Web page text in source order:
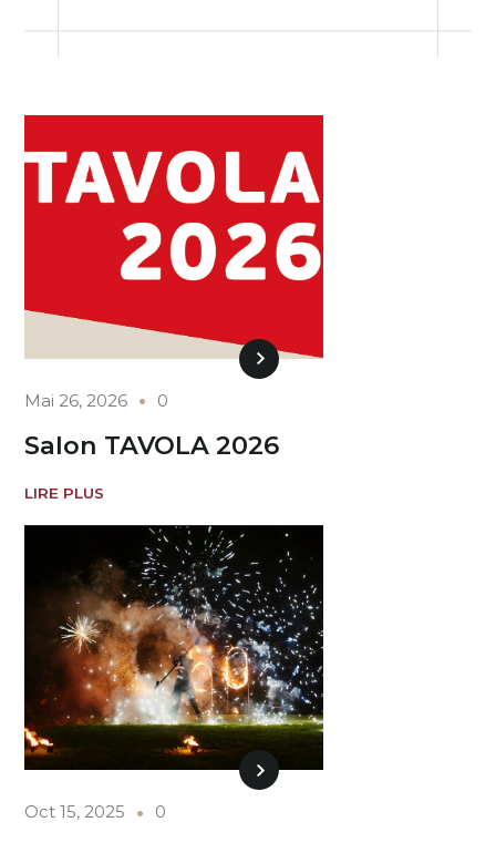
Mai 26, 2026 0
Salon TAVOLA 2026
LIRE PLUS
Oct 15, 2025 0